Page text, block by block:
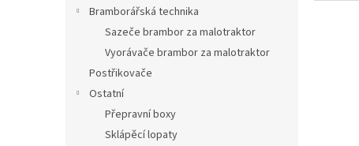
Bramborářská technika
Sazeče brambor za malotraktor
Vyorávače brambor za malotraktor
Postřikovače
Ostatní
Přepravní boxy
Sklápěcí lopaty